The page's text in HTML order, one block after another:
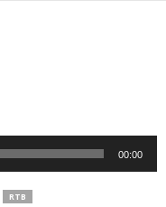
00:00
RTB